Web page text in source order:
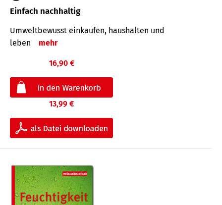
Einfach nachhaltig
Umweltbewusst einkaufen, haushalten und
leben
mehr
16,90 €
13,99 €